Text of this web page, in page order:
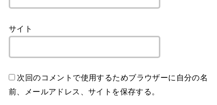
サイト
次回のコメントで使用するためブラウザーに自分の名
前、メールアドレス、サイトを保存する。